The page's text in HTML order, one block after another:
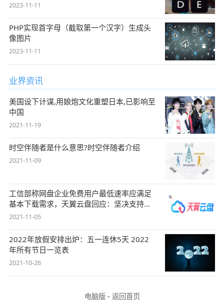
2023-11-11
PHP实现首字母（截取第一个汉字）生成头
像图片
2023-11-11
业界资讯
美国设下计谋,用娘炮文化重塑日本,已影响至
中国
2021-11-19
时空伴随者是什么意思?时空伴随者介绍
2021-11-09
工信部称网盘企业免费用户最低速率应满足
基本下载需求，天翼云盘回应：坚决支持，
始终
2021-11-05
2022年放假安排出炉：五一连休5天 2022
年所有节日一览表
2021-10-26
电脑版- 返回首页